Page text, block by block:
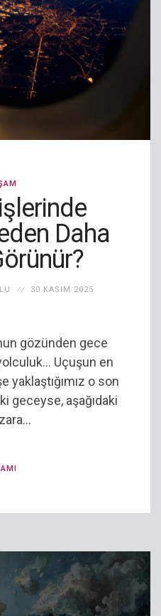
Daha
30 KASIM 2025
gözünden gece
Uçuşun en
yaklaştığımız o son
geceyse, aşağıdaki